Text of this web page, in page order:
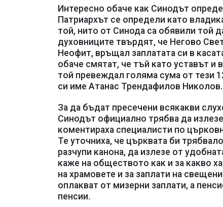
Интересно обаче как Синодът
Патриархът се определи като
той, нито от Синода са обявили той
духовниците твърдят, че Негово
Неофит, връщал заплатата си в
обаче смятат, че тъй като уставът и
той превеждал голяма сума от тези
си име Атанас Трендафилов Николов.
За да бъдат пресечени всякакви
Синодът официално трябва да
коментираха специалисти по
Те уточниха, че църквата би
разчупи канона, да излезе от
каже на обществото как и за какво
на храмовете и за заплати на
оплакват от мизерни заплати, а
пенсии.